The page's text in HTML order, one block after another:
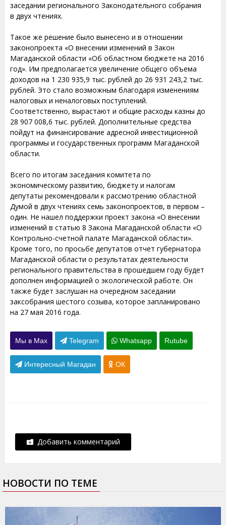
заседании регионального Законодательного собрания
в двух чтениях.
Такое же решение было вынесено и в отношении
законопроекта «О внесении изменений в Закон
Магаданской области «Об областном бюджете на 2016
год». Им предполагается увеличение общего объема
доходов на 1 230 935,9 тыс. рублей до 26 931 243,2 тыс.
рублей. Это стало возможным благодаря изменениям
налоговых и неналоговых поступлений.
Соответственно, вырастают и общие расходы казны до
28 907 008,6 тыс. рублей. Дополнительные средства
пойдут на финансирование адресной инвестиционной
программы и государственных программ Магаданской
области.
Всего по итогам заседания комитета по
экономическому развитию, бюджету и налогам
депутаты рекомендовали к рассмотрению областной
Думой в двух чтениях семь законопроектов, в первом –
один. Не нашел поддержки проект закона «О внесении
изменений в статью 8 Закона Магаданской области «О
Контрольно-счетной палате Магаданской области».
Кроме того, по просьбе депутатов отчет губернатора
Магаданской области о результатах деятельности
регионального правительства в прошедшем году будет
дополнен информацией о экологической работе. Он
также будет заслушан на очередном заседании
заксобрания шестого созыва, которое запланировано
на 27 мая 2016 года.
Мы в Max Telegram Whatsapp Rutube
Интересный Магадан ОК
Добавить комментарий
НОВОСТИ ПО ТЕМЕ